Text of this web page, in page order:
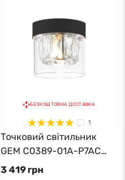
БЕЗКОШТОВНА ДОСТАВКА
1
Точковий світильник
GEM C0389-01A-P7AC
Zuma Line
3 419 грн